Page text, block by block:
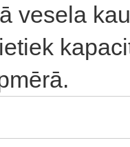
vesela